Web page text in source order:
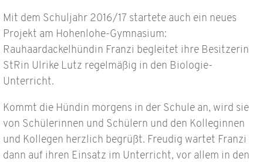
Mit dem Schuljahr 2016/17 startete auch ein neues
Projekt am Hohenlohe-Gymnasium:
Rauhaardackelhündin Franzi begleitet ihre Besitzerin
StRin Ulrike Lutz regelmäßig in den Biologie-
Unterricht.
Kommt die Hündin morgens in der Schule an, wird sie
von Schülerinnen und Schülern und den Kolleginnen
und Kollegen herzlich begrüßt. Freudig wartet Franzi
dann auf ihren Einsatz im Unterricht, vor allem in den